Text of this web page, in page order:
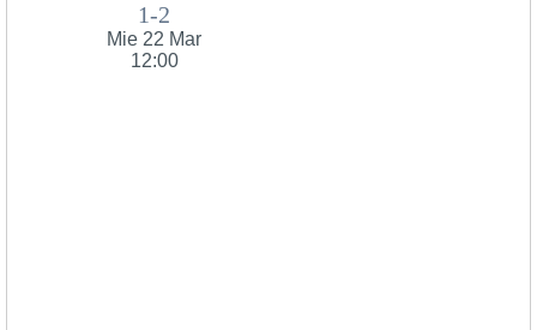
1-2
Mie 22 Mar
12:00